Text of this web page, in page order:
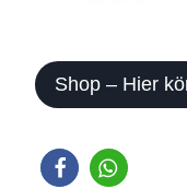
Shop – Hier